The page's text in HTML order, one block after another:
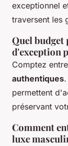
exceptionnel
traversent les
Quel
d'exception
Comptez
authentiques
permettent
préservant
Comment
luxe